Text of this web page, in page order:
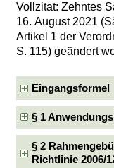
Vollzitat: Zehntes
16. August 2021
Artikel 1 der
S. 115) geändert
Eingangsformel
§ 1
§ 2
Richtlinie 2006/